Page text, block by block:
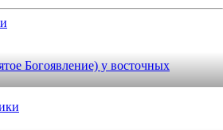
Богоявление) у восточных